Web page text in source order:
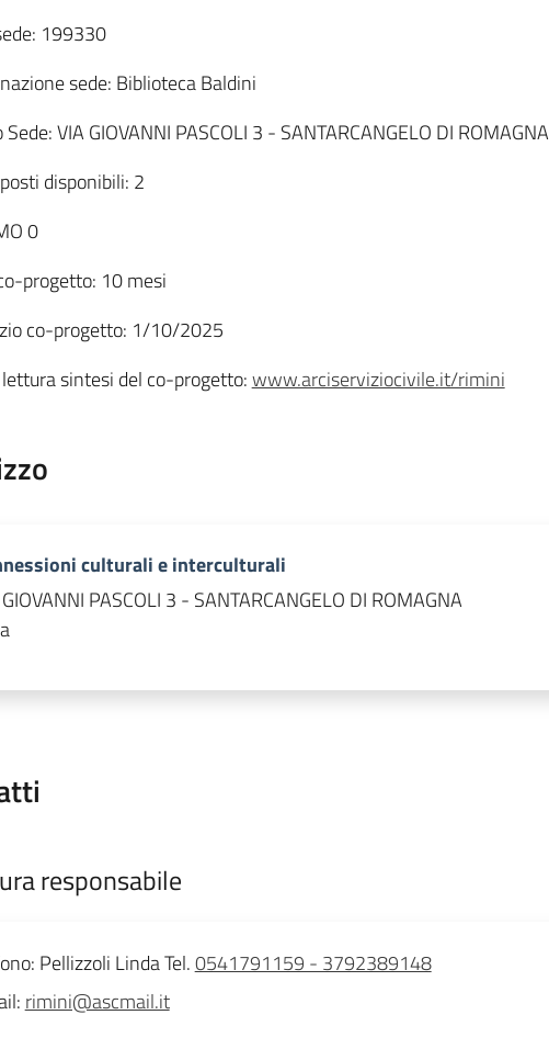
199330
sede: Biblioteca Baldini
VIA GIOVANNI PASCOLI 3 - SANTARCANGELO DI ROMAGNA
disponibili: 2
0
progetto: 10 mesi
co-progetto: 1/10/2025
sintesi del co-progetto:www.arciserviziocivile.it/rimini
culturali e interculturali
PASCOLI 3 - SANTARCANGELO DI ROMAGNA
responsabile
: Pellizzoli Linda Tel.0541791159 - 3792389148
: rimini@ascmail.it